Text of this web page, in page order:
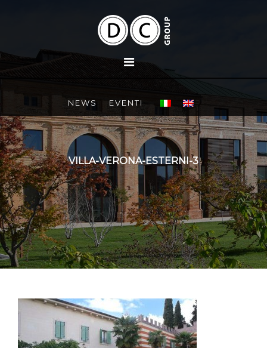
NEWS EVENTI
VILLA-VERONA-ESTERNI-3